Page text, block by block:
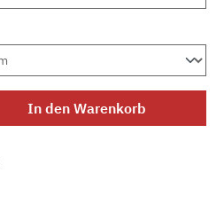
den gewünschten
In den Warenkorb